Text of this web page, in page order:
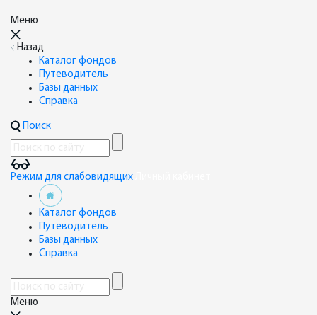
Меню
Назад
Каталог фондов
Путеводитель
Базы данных
Справка
Поиск
Режим для слабовидящих
Каталог фондов
Путеводитель
Базы данных
Справка
Меню